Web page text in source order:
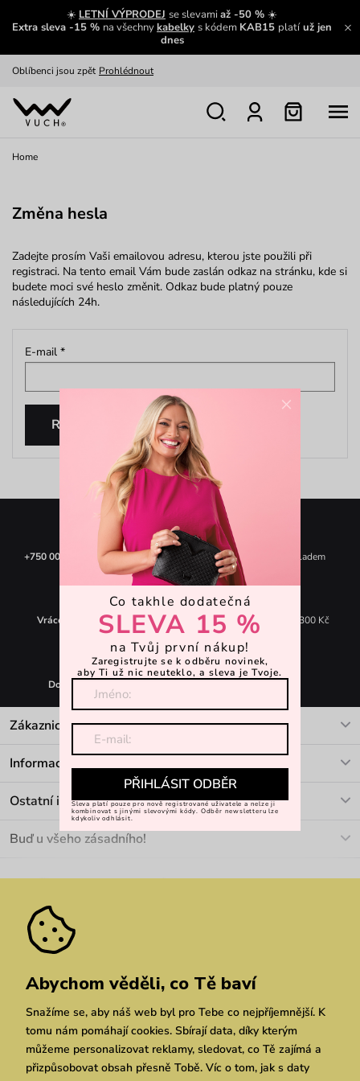
☀️ LETNÍ VÝPRODEJ se slevamiaž -50 % ☀️
Extra sleva -15 % na všechnykabelky s kódem KAB15 platíuž jen
dnes
Zajímavosti ze světa Vuch:
Oblíbenci jsou zpět Prohlédnout
Nech se inspirovat
Home
Změna hesla
Zadejte prosím Vaši emailovou adresu, kterou jste použili při
registraci. Na tento email Vám bude zaslán odkaz na stránku, kde si
budete moci své heslo změnit. Odkaz bude platný pouze
následujících 24h.
E-mail *
Resetovat heslo
+750 000 spokojených zákazníků +250 000 produktů skladem
Vrácení zdarmado 30 dnů Doprava zdarma od 1 300 Kč
Doručení
Zákaznická podpora
V pracovních dnech Po-Pá: 8-17h
+420 466 566 493
Informace o nákupu
Doprava a platba
Materiály a údržba
Pozáruční opravy
Ostatní informace
Velkoobchod
We Care
Dárkové poukazy
Vuchlook
Prodejny
Praha Brno Chrudim
Buď u všeho zásadního!
Zásady ochrany osobních údajů
Abychom věděli, co Tě baví
Snažíme se, aby náš web byl pro Tebe co nejpříjemnější. K
tomu nám pomáhají cookies. Sbírají data, díky kterým
můžeme personalizovat reklamy, sledovat, co Tě zajímá a
přizpůsobovat obsah přesně Tobě. Víc o tom, jak s daty
×
Co takhle dodatečná
SLEVA 15 %
na Tvůj první nákup!
Zaregistrujte se k odběru novinek,
aby Ti už nic neuteklo, a sleva je Tvoje.
PŘIHLÁSIT ODBĚR
Sleva platí pouze pro nově registrované uživatele a nelze ji
kombinovat s jinými slevovými kódy. Odběr newsletteru lze
kdykoliv odhlásit.